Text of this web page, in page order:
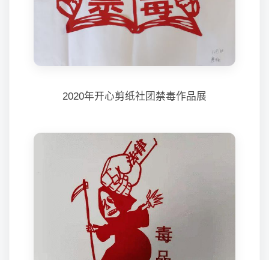
2020年开心剪纸社团禁毒作品展